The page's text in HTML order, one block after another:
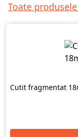
Aplicatii
recomandata
ferestrei si pre-
poate fi aplicata
fereastra. Sunt
Toate produsele
Cutit fragmentat